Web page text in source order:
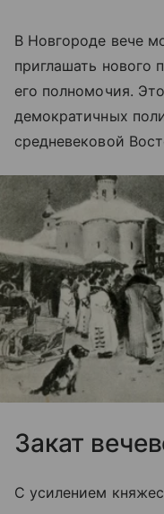
В Новгороде вече
приглашать нового
его полномочия.
демократичных
средневековой
Закат
С усилением